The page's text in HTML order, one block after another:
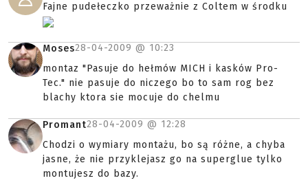
Fajne pudełeczko przeważnie z Coltem w środku
Moses28-04-2009 @ 10:23
montaz "Pasuje do hełmów MICH i kasków Pro-
Tec." nie pasuje do niczego bo to sam rog bez
blachy ktora sie mocuje do chelmu
Promant28-04-2009 @ 12:28
Chodzi o wymiary montażu, bo są różne, a chyba
jasne, że nie przyklejasz go na superglue tylko
montujesz do bazy.